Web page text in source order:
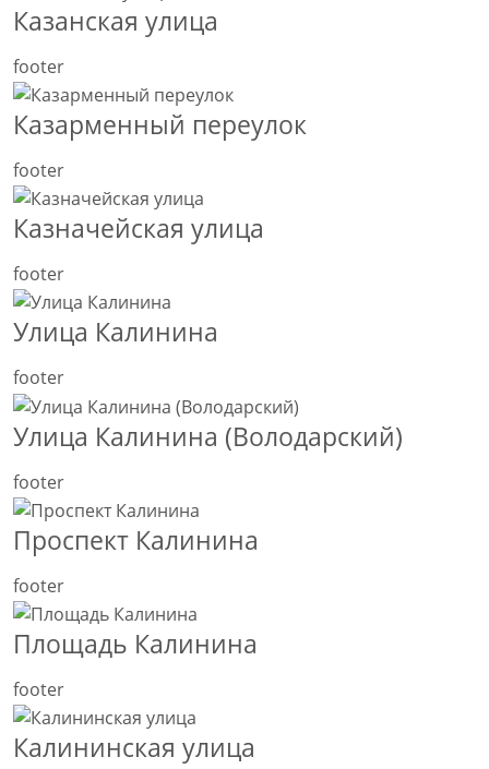
Казанская улица
footer
Казарменный переулок
footer
Казначейская улица
footer
Улица Калинина
footer
Улица Калинина (Володарский)
footer
Проспект Калинина
footer
Площадь Калинина
footer
Калининская улица